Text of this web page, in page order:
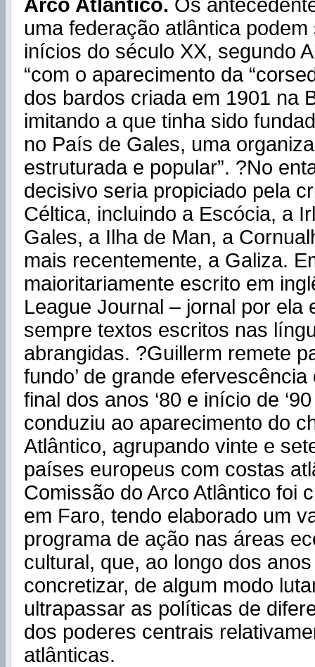
Arco Atlântico. Os
uma federação atlântica
inícios do século XX, segundo
“com o aparecimento da
dos bardos criada em 1901 na
imitando a que tinha sido
no País de Gales, uma
estruturada e popular”. ?No
decisivo seria propiciado pela
Céltica, incluindo a Escócia, a
Gales, a Ilha de Man, a
mais recentemente, a Galiza.
maioritariamente escrito em
League Journal – jornal por ela
sempre textos escritos nas
abrangidas. ?Guillerm remete
fundo’ de grande
final dos anos ‘80 e início de
conduziu ao aparecimento do
Atlântico, agrupando vinte e
países europeus com costas
Comissão do Arco Atlântico foi
em Faro, tendo elaborado um
programa de ação nas áreas
cultural, que, ao longo dos
concretizar, de algum modo
ultrapassar as políticas de
dos poderes centrais
atlânticas.